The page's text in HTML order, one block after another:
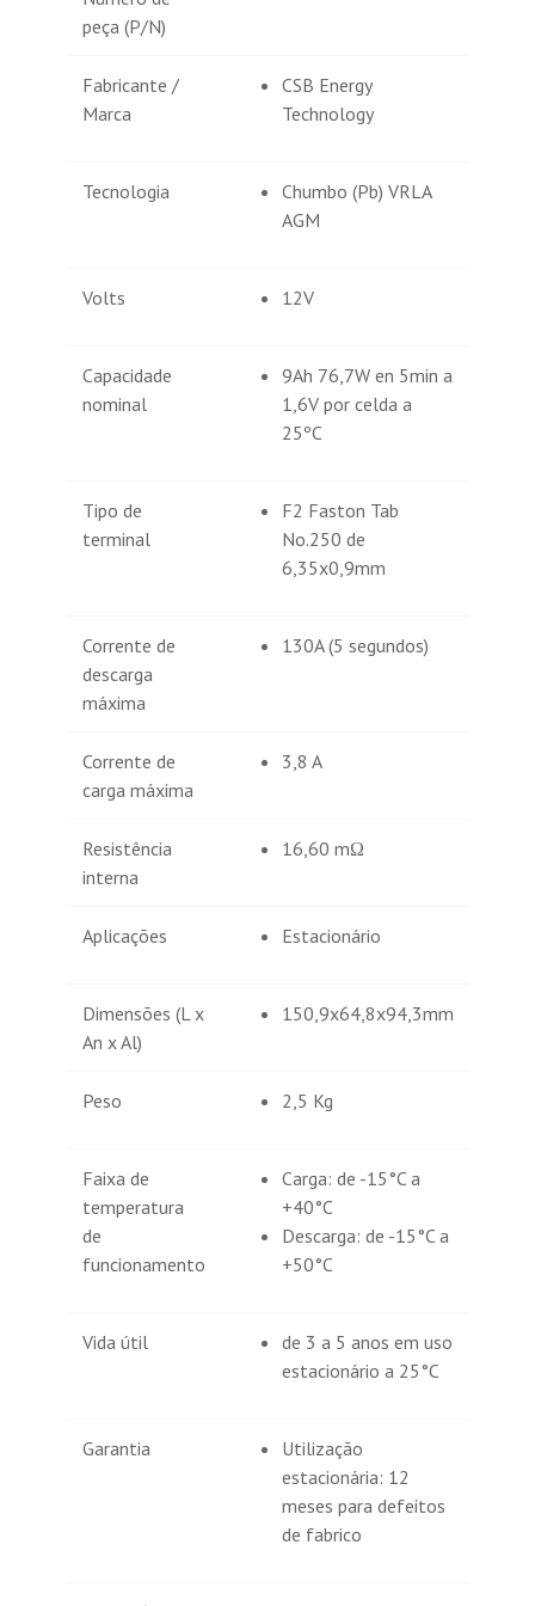
peça (P/N)
Fabricante /
Marca
CSB Energy
Technology
Tecnologia
Chumbo (Pb) VRLA
AGM
Volts 12V
Capacidade
nominal
9Ah 76,7W en 5min a
1,6V por celda a
25ºC
Tipo de
terminal
F2 Faston Tab
No.250 de
6,35x0,9mm
Corrente de
descarga
máxima
130A (5 segundos)
Corrente de
carga máxima
3,8 A
Resistência
interna
16,60 mΩ
Aplicações Estacionário
Dimensões (L x
An x Al)
150,9x64,8x94,3mm
Peso 2,5 Kg
Faixa de
temperatura
de
funcionamento
Carga: de -15°C a
+40°C
Descarga: de -15°C a
+50°C
Vida útil
de 3 a 5 anos em uso
estacionário a 25°C
Garantia
Utilização
estacionária: 12
meses para defeitos
de fabrico